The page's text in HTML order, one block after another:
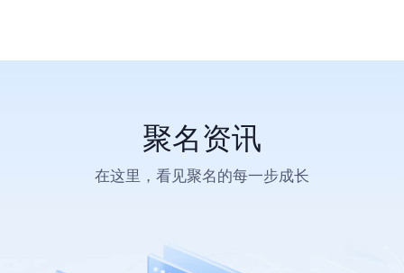
聚名资讯
在这里，看见聚名的每一步成长